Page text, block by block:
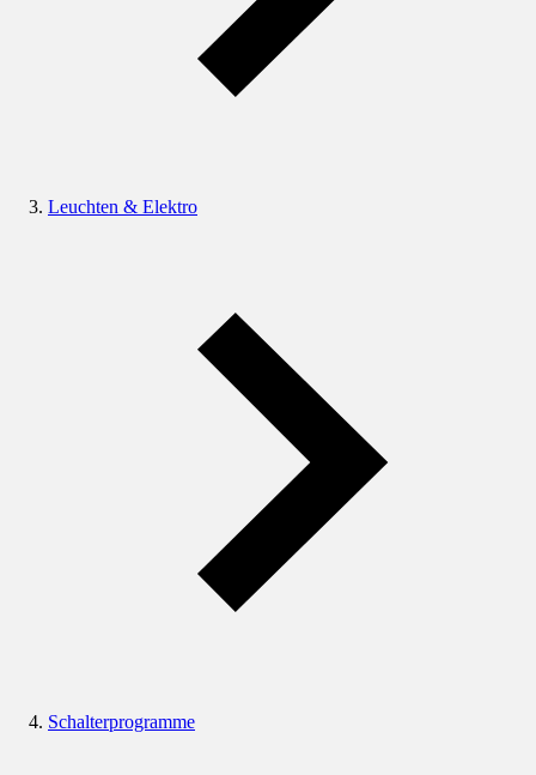
Leuchten & Elektro
Schalterprogramme